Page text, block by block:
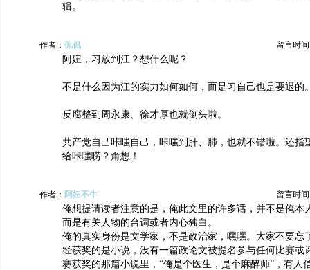
辑。
作者： 侃侃 留言时间
阿妞，习放到江？想什么呢？
不是什么因为江的实力如何如何，而是习自己也是要退的
反腐整到周永康、徐才厚也就倒头啦。
共产党自己咔嗤自己，咔嗤到肝、肺，也就不错啦。还指
给咔嗤唠？甭想！
作者： 阿妞不牛 留言时间
俺想提请读者注意的是，俺此文里的许多话，并不是俺本
而是有关人物的台词或者内心独白。
俺的真实身份是文学家，不是政治家，嘿嘿。大家不要忘
经获奖的是小说，没有一篇政论文被提名参与任何比赛或
赛获奖的那篇小说里，“俺是个医生，是个麻醉师”，有人